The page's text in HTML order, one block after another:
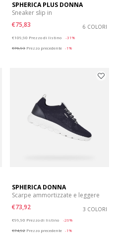
SPHERICA PLUS DONNA
Sneaker slip in
€75,83
6 COLORI
€109,90 Prezzo di listino
-31%
€76,93 Prezzo precedente -1%
SPHERICA DONNA
Scarpe ammortizzate e leggere
€73,92
3 COLORI
€99,90 Prezzo di listino
-26%
€74,92 Prezzo precedente -1%